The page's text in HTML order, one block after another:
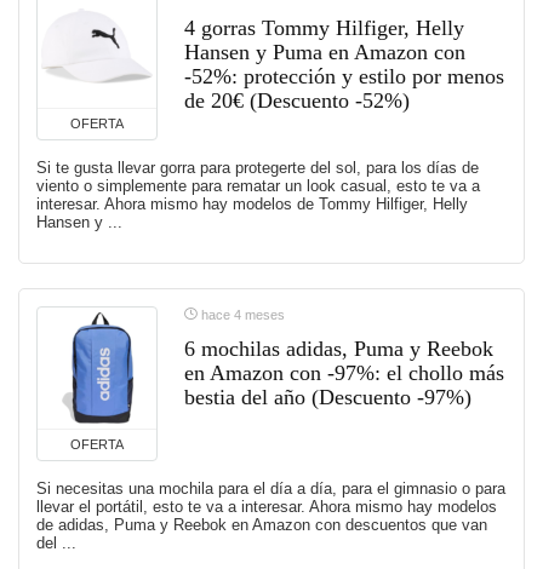
OFERTA
4 gorras Tommy Hilfiger, Helly
Hansen y Puma en Amazon con
-52%: protección y estilo por menos
de 20€ (Descuento -52%)
Si te gusta llevar gorra para protegerte del sol, para los días de
viento o simplemente para rematar un look casual, esto te va a
interesar. Ahora mismo hay modelos de Tommy Hilfiger, Helly
Hansen y ...
OFERTA
hace 4 meses
6 mochilas adidas, Puma y Reebok
en Amazon con -97%: el chollo más
bestia del año (Descuento -97%)
Si necesitas una mochila para el día a día, para el gimnasio o para
llevar el portátil, esto te va a interesar. Ahora mismo hay modelos
de adidas, Puma y Reebok en Amazon con descuentos que van
del ...